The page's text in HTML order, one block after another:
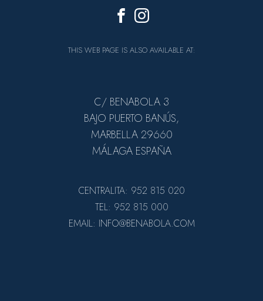
C/ BENABOLA 3
BAJO PUERTO BANÚS,
MARBELLA 29660
MÁLAGA ESPAÑA
THIS WEB PAGE IS ALSO AVAILABLE AT:
CENTRALITA: 952 815 020
TEL: 952 815 000
EMAIL: INFO@BENABOLA.COM